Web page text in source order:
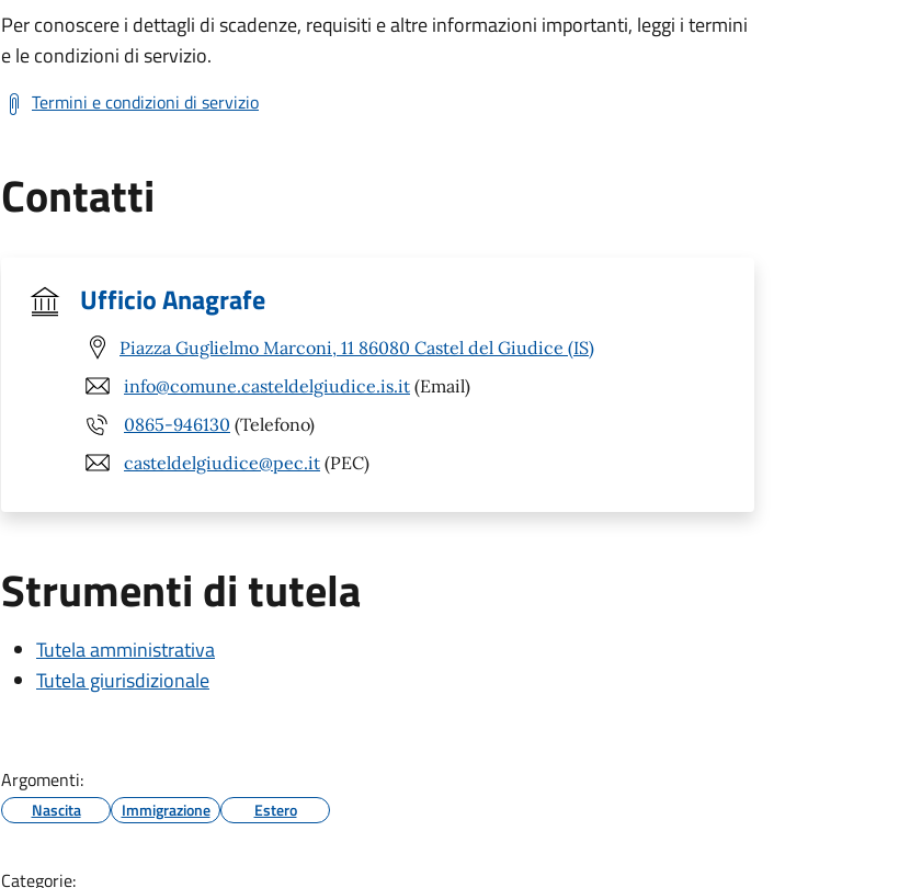
Per conoscere i dettagli di scadenze, requisiti e altre informazioni importanti, leggi i termini
e le condizioni di servizio.
Termini e condizioni di servizio
Contatti
Ufficio Anagrafe
Piazza Guglielmo Marconi, 11 86080 Castel del Giudice (IS)
info@comune.casteldelgiudice.is.it (Email)
0865-946130 (Telefono)
casteldelgiudice@pec.it (PEC)
Strumenti di tutela
Tutela amministrativa
Tutela giurisdizionale
Argomenti:
Nascita Immigrazione Estero
Categorie: